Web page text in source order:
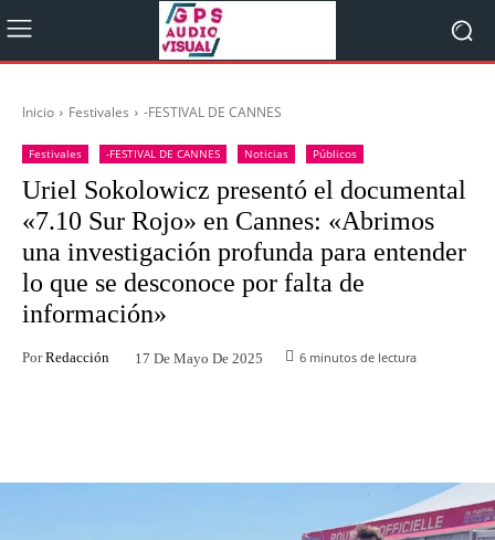
Inicio Festivales -FESTIVAL DE CANNES
Festivales -FESTIVAL DE CANNES Noticias Públicos
Uriel Sokolowicz presentó el documental
«7.10 Sur Rojo» en Cannes: «Abrimos
una investigación profunda para entender
lo que se desconoce por falta de
información»
Por Redacción 17 De Mayo De 2025 6 minutos de lectura